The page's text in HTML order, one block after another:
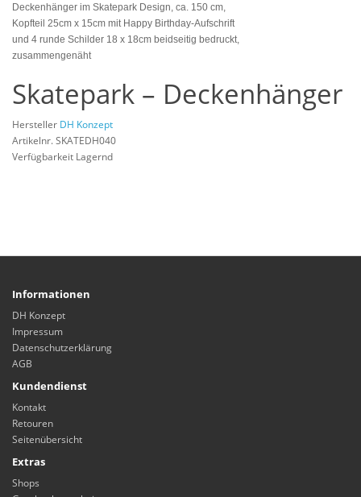
Deckenhänger im Skatepark Design, ca. 150 cm,
Kopfteil 25cm x 15cm mit Happy Birthday-Aufschrift
und 4 runde Schilder 18 x 18cm beidseitig bedruckt,
zusammengenäht
Skatepark – Deckenhänger
Hersteller DH Konzept
Artikelnr. SKATEDH040
Verfügbarkeit Lagernd
Informationen
DH Konzept
Impressum
Datenschutzerklärung
AGB
Kundendienst
Kontakt
Retouren
Seitenübersicht
Extras
Shops